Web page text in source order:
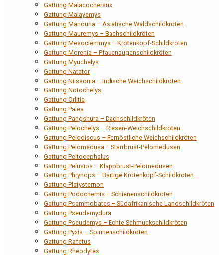
Gattung Malacochersus
Gattung Malayemys
Gattung Manouria – Asiatische Waldschildkröten
Gattung Mauremys – Bachschildkröten
Gattung Mesoclemmys – Krötenkopf-Schildkröten
Gattung Morenia – Pfauenaugenschildkröten
Gattung Myuchelys
Gattung Natator
Gattung Nilssonia – Indische Weichschildkröten
Gattung Notochelys
Gattung Orlitia
Gattung Palea
Gattung Pangshura – Dachschildkröten
Gattung Pelochelys – Riesen-Weichschildkröten
Gattung Pelodiscus – Fernöstliche Weichschildkröten
Gattung Pelomedusa – Starrbrust-Pelomedusen
Gattung Peltocephalus
Gattung Pelusios – Klappbrust-Pelomedusen
Gattung Phrynops – Bärtige Krötenkopf-Schildkröten
Gattung Platysternon
Gattung Podocnemis – Schienenschildkröten
Gattung Psammobates – Südafrikanische Landschildkröten
Gattung Pseudemydura
Gattung Pseudemys – Echte Schmuckschildkröten
Gattung Pyxis – Spinnenschildkröten
Gattung Rafetus
Gattung Rheodytes